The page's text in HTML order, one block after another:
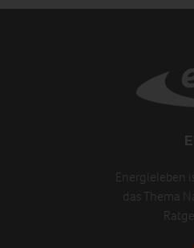
Energieleben
das Thema